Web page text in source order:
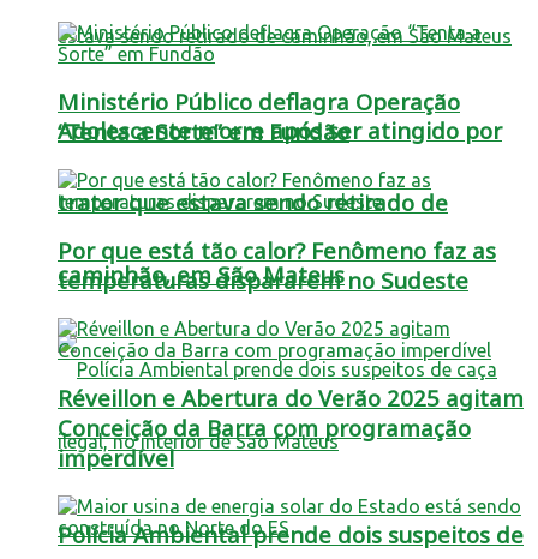
Adolescente morre após ser atingido por
trator que estava sendo retirado de
caminhão, em São Mateus
Polícia Ambiental prende dois suspeitos de
Ministério Público deflagra Operação
“Tenta a Sorte” em Fundão
Por que está tão calor? Fenômeno faz as
temperaturas dispararem no Sudeste
Réveillon e Abertura do Verão 2025 agitam
Conceição da Barra com programação
imperdível